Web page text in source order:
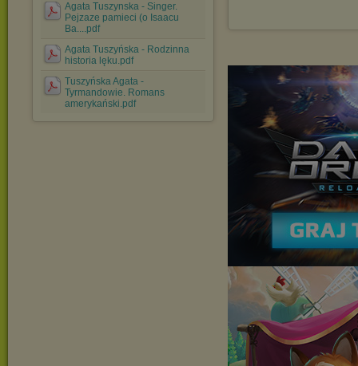
Agata Tuszynska - Singer.
Pejzaze pamieci (o Isaacu
Ba....pdf
Agata Tuszyńska - Rodzinna
historia lęku.pdf
Tuszyńska Agata -
Tyrmandowie. Romans
amerykański.pdf